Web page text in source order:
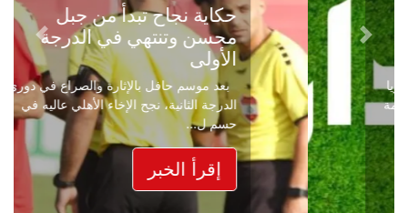
حكاية نجاح تبدأ من جبل
محسن وتنتهي في الدرجة
الأولى
بعد موسم حافل بالإثارة والصراع في دوري
الدرجة الثانية، نجح الإخاء الأهلي عاليه في
حسم ل...
إقرأ الخبر
Previous
Next